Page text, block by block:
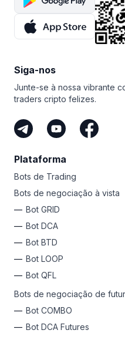
ajudar a conseguir um
moedas.
E o melhor de tudo? A
teste gratuito de sete dias
incrível oportunidade para
Siga-nos
Junte-se à nossa vibrante
traders cripto felizes.
Plataforma
Bots de Trading
Bots de negociação à vista
Bot GRID
Bot DCA
Bot BTD
Bot LOOP
Bot QFL
Bots de negociação de
Bot COMBO
Bot DCA Futures